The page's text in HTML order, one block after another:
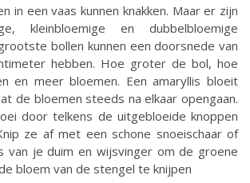
in een vaas kunnen knakken. Maar er zijn
kleinbloemige en dubbelbloemige
bollen kunnen een doorsnede van
hebben. Hoe groter de bol, hoe
en meer bloemen. Een amaryllis bloeit
de bloemen steeds na elkaar opengaan.
door telkens de uitgebloeide knoppen
ze af met een schone snoeischaar of
van je duim en wijsvinger om de groene
bloem van de stengel te knijpen